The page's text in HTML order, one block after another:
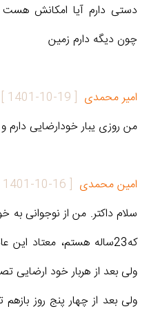
دستی دارم آیا امکانش
چون دیگه دارم زمین
امیر محمدی [
1401-10-19
]
من روزی یبار خودارضایی
امین محمدی [
1401-10-16
سلام داکتر. من از نوجوانی به
که23ساله هستم، معتاد
ولی بعد از هربار خود ارضایی
ولی بعد از چهار پنج روز